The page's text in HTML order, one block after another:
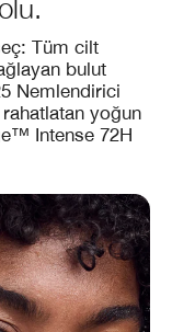
Tüm cilt
bulut
Nemlendirici
yoğun
Intense 72H